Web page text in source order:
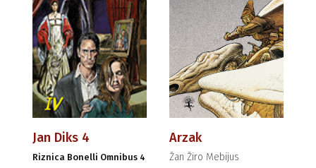
Jan Diks 4
Riznica Bonelli Omnibus 4
Arzak
Žan Žiro Mebijus